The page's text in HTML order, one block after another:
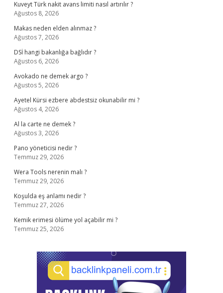
Kuveyt Türk nakit avans limiti nasıl artırılır ?
Ağustos 8, 2026
Makas neden elden alınmaz ?
Ağustos 7, 2026
DSİ hangi bakanlığa bağlıdır ?
Ağustos 6, 2026
Avokado ne demek argo ?
Ağustos 5, 2026
Ayetel Kürsi ezbere abdestsiz okunabilir mi ?
Ağustos 4, 2026
Al la carte ne demek ?
Ağustos 3, 2026
Pano yöneticisi nedir ?
Temmuz 29, 2026
Wera Tools nerenin malı ?
Temmuz 29, 2026
Koşulda eş anlamı nedir ?
Temmuz 27, 2026
Kemik erimesi ölüme yol açabilir mi ?
Temmuz 25, 2026